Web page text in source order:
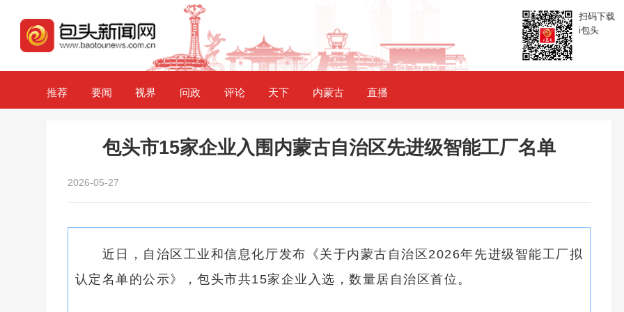
扫码下载
i包头
推荐 要闻 视界 问政 评论 天下 内蒙古 直播
包头市15家企业入围内蒙古自治区先进级智能工厂名单
2026-05-27
近日，自治区工业和信息化厅发布《关于内蒙古自治区2026年先进级智能工厂拟
认定名单的公示》，包头市共15家企业入选，数量居自治区首位。